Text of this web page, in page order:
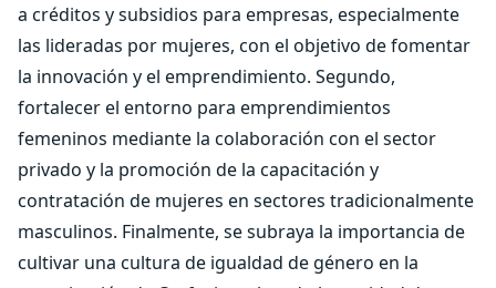
a créditos y subsidios para empresas, especialmente
las lideradas por mujeres, con el objetivo de fomentar
la innovación y el emprendimiento. Segundo,
fortalecer el entorno para emprendimientos
femeninos mediante la colaboración con el sector
privado y la promoción de la capacitación y
contratación de mujeres en sectores tradicionalmente
masculinos. Finalmente, se subraya la importancia de
cultivar una cultura de igualdad de género en la